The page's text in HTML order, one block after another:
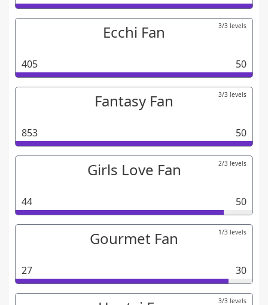
Ecchi Fan 3/3 levels
405 50
Fantasy Fan 3/3 levels
853 50
Girls Love Fan 2/3 levels
44 50
Gourmet Fan 1/3 levels
27 30
3/3 levels